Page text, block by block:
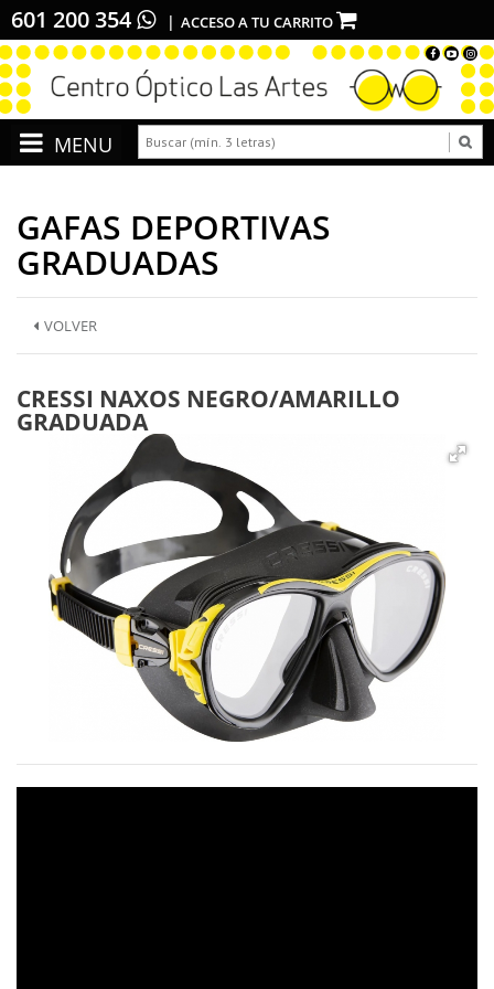
601 200 354 ACCESO A TU CARRITO
GAFAS DEPORTIVAS
GRADUADAS
VOLVER
CRESSI NAXOS NEGRO/AMARILLO
GRADUADA